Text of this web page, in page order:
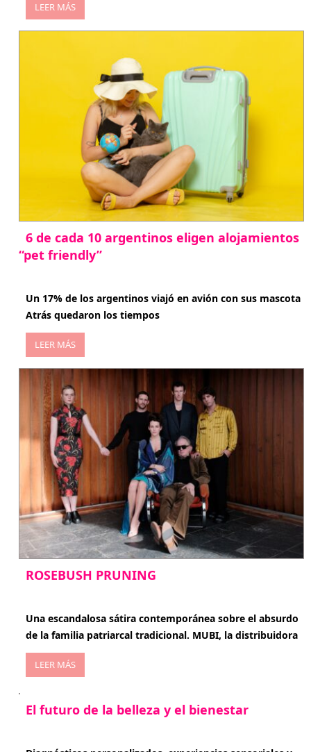
LEER MÁS
6 de cada 10 argentinos eligen alojamientos
“pet friendly”
Un 17% de los argentinos viajó en avión con sus mascota
Atrás quedaron los tiempos
LEER MÁS
ROSEBUSH PRUNING
Una escandalosa sátira contemporánea sobre el absurdo
de la familia patriarcal tradicional. MUBI, la distribuidora
LEER MÁS
El futuro de la belleza y el bienestar